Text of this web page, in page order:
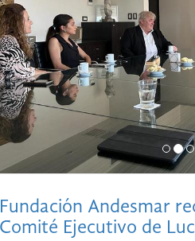
Fundación Andesmar
Comité Ejecutivo de